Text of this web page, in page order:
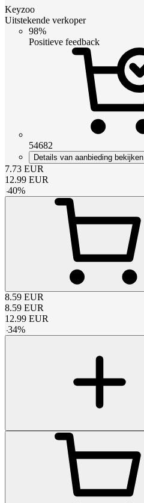
Keyzoo
Uitstekende verkoper
98%
Positieve feedback
54682
Details van aanbieding bekijken
7.73 EUR
12.99 EUR
-40%
8.59 EUR
8.59 EUR
12.99 EUR
-34%